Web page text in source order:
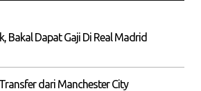
Bakal Dapat Gaji Di Real Madrid
dari Manchester City